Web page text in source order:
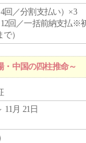
4回／分割支払い）×3
12回／一括前納支払※
）
中国の四柱推命～
11月 21日